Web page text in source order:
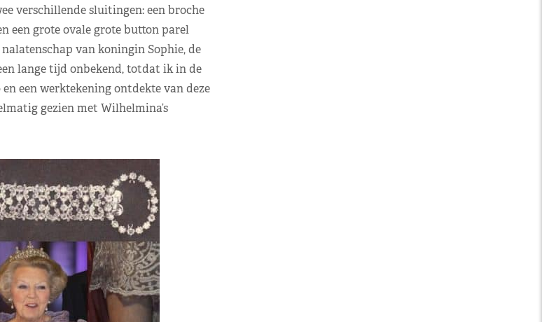
verschillende sluitingen: een broche
een grote ovale grote button parel
van koningin Sophie, de
lange tijd onbekend, totdat ik in de
een werktekening ontdekte van deze
gezien met Wilhelmina’s